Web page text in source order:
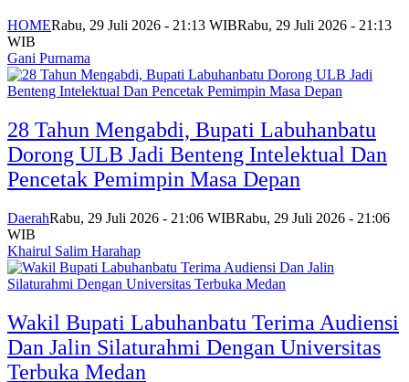
HOMERabu, 29 Juli 2026 - 21:13 WIBRabu, 29 Juli 2026 - 21:13
WIB
Gani Purnama
28 Tahun Mengabdi, Bupati Labuhanbatu
Dorong ULB Jadi Benteng Intelektual Dan
Pencetak Pemimpin Masa Depan
DaerahRabu, 29 Juli 2026 - 21:06 WIBRabu, 29 Juli 2026 - 21:06
WIB
Khairul Salim Harahap
Wakil Bupati Labuhanbatu Terima Audiensi
Dan Jalin Silaturahmi Dengan Universitas
Terbuka Medan